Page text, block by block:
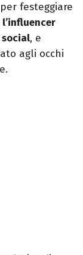
per festeggiare
l’influencer
social, e
agli occhi